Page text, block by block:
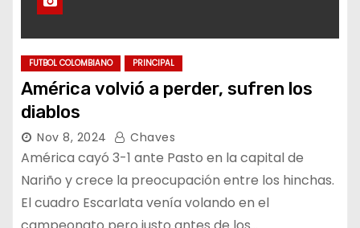
FUTBOL COLOMBIANO PRINCIPAL
América volvió a perder, sufren los
diablos
Nov 8, 2024 Chaves
América cayó 3-1 ante Pasto en la capital de
Nariño y crece la preocupación entre los hinchas.
El cuadro Escarlata venía volando en el